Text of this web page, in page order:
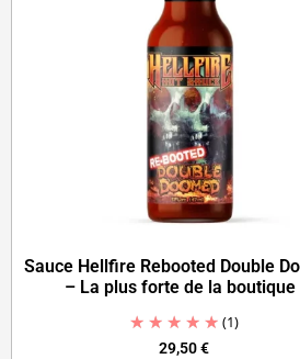
Sauce Hellfire Rebooted Double
– La plus forte de la boutique
(1)
29,50€